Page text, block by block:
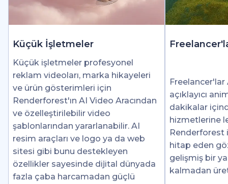
Küçük İşletmeler
Küçük işletmeler profesyonel
reklam videoları, marka hikayeleri
ve ürün gösterimleri için
Renderforest'ın AI Video Aracından
ve özelleştirilebilir video
şablonlarından yararlanabilir. AI
resim araçları ve logo ya da web
sitesi gibi bunu destekleyen
özellikler sayesinde dijital dünyada
fazla çaba harcamadan güçlü
açıklayıcı
dakikalar
hizmetlerine
Renderforest
hitap eden
gelişmiş bir
kalmadan